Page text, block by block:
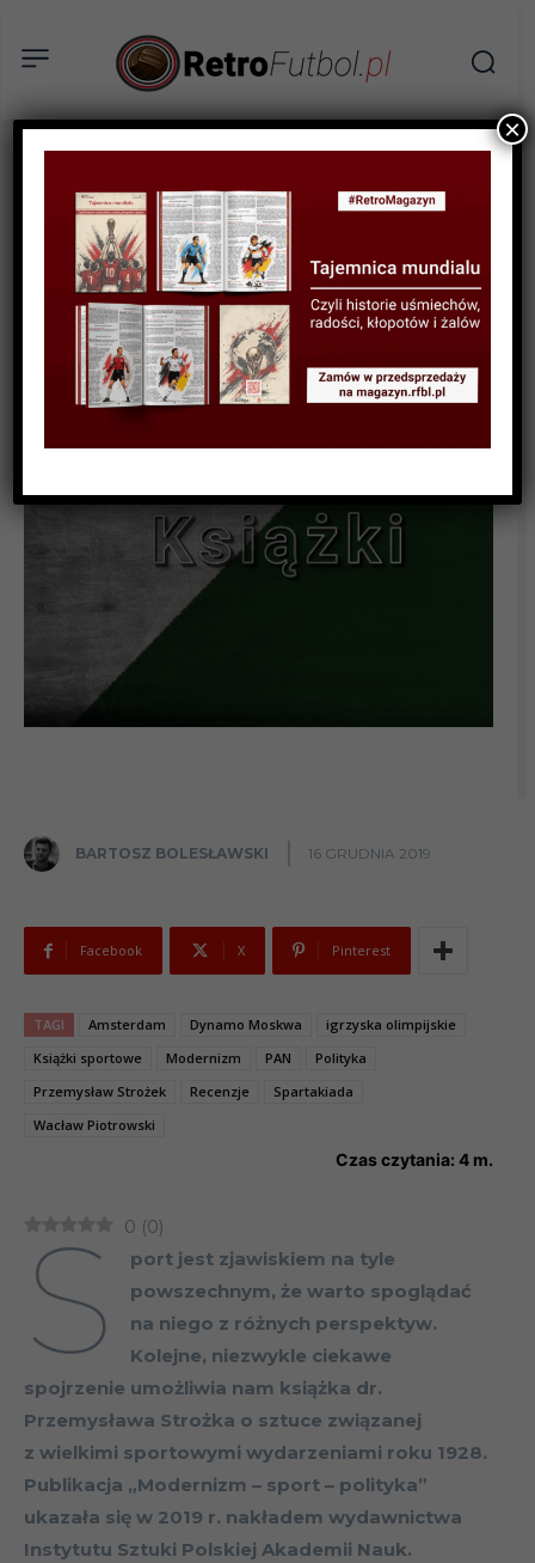
KSIĄŻKI RECENZJA
„Modernizm – sport –
polityka” – recenzja
BARTOSZ BOLESŁAWSKI 16 GRUDNIA 2019
Facebook X Pinterest
TAGI Amsterdam Dynamo Moskwa
igrzyska olimpijskie
Książki sportowe
Modernizm PAN
Polityka
Przemysław Strożek
Recenzje
Spartakiada
Wacław Piotrowski
Czas czytania: 4 m.
0 (0)
S
port jest zjawiskiem na tyle
powszechnym, że warto spoglądać
na niego z różnych perspektyw.
Kolejne, niezwykle ciekawe
spojrzenie umożliwia nam książka dr.
Przemysława Strożka o sztuce związanej
z wielkimi sportowymi wydarzeniami roku 1928.
Publikacja „Modernizm – sport – polityka”
ukazała się w 2019 r. nakładem wydawnictwa
Instytutu Sztuki Polskiej Akademii Nauk.
×